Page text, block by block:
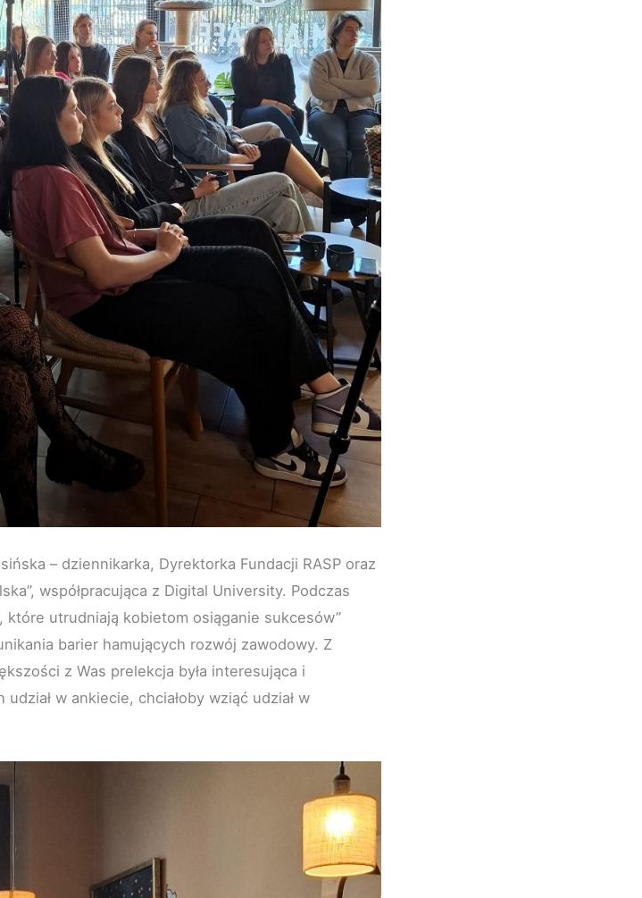
– dziennikarka, Dyrektorka Fundacji RASP oraz
współpracująca z Digital University. Podczas
które utrudniają kobietom osiąganie sukcesów”
barier hamujących rozwój zawodowy. Z
z Was prelekcja była interesująca i
w ankiecie, chciałoby wziąć udział w